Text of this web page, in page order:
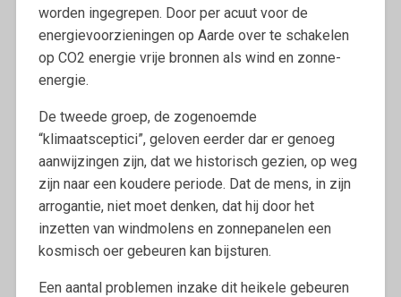
worden ingegrepen. Door per acuut voor de
energievoorzieningen op Aarde over te schakelen
op CO2 energie vrije bronnen als wind en zonne-
energie.
De tweede groep, de zogenoemde
“klimaatsceptici”, geloven eerder dar er genoeg
aanwijzingen zijn, dat we historisch gezien, op weg
zijn naar een koudere periode. Dat de mens, in zijn
arrogantie, niet moet denken, dat hij door het
inzetten van windmolens en zonnepanelen een
kosmisch oer gebeuren kan bijsturen.
Een aantal problemen inzake dit heikele gebeuren